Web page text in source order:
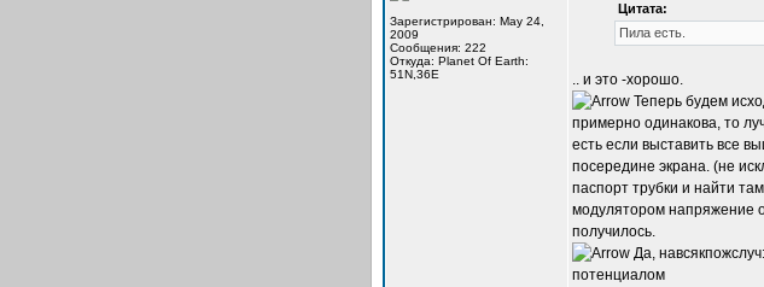
Зарегистрирован: May 24,
2009
Сообщения: 222
Откуда: Planet Of Earth:
51N,36E
Цитата:
Пила есть.
.. и это -хорошо.
Теперь будем
примерно одинакова, то
есть если выставить все
посередине экрана. (не
паспорт трубки и найти
модулятором напряжение
получилось.
Да,
потенциалом